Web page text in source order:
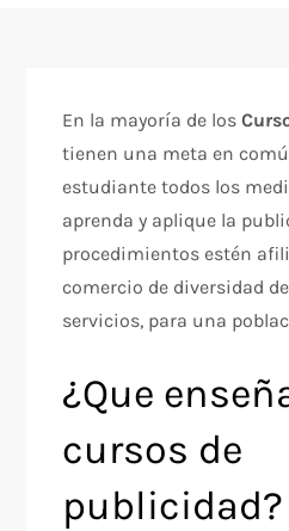
En la mayoría de los
tienen una meta en
estudiante todos los
aprenda y aplique la
procedimientos estén
comercio de diversidad
servicios, para una
¿Que
cursos de
publicidad?